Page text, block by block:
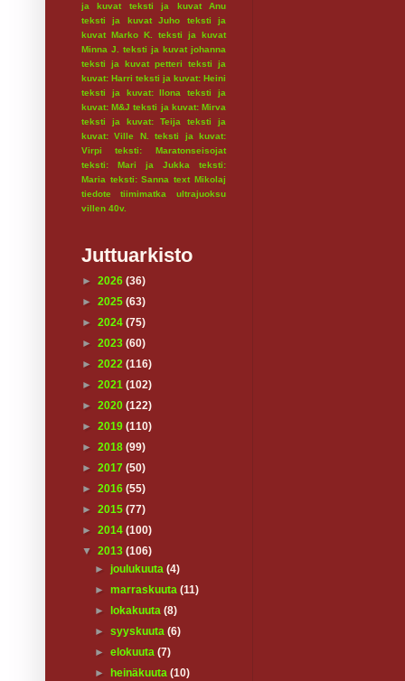
ja kuvat
teksti ja kuvat Anu
teksti ja kuvat Juho
teksti ja
kuvat Marko K.
teksti ja kuvat
Minna J.
teksti ja kuvat johanna
teksti ja kuvat petteri
teksti ja
kuvat: Harri teksti ja kuvat: Heini
teksti ja kuvat: Ilona
teksti ja
kuvat: M&J teksti ja kuvat: Mirva
teksti ja kuvat: Teija
teksti ja
kuvat: Ville N.
teksti ja kuvat:
Virpi
teksti: Maratonseisojat
teksti: Mari ja Jukka
teksti:
Maria teksti: Sanna text Mikolaj
tiedote
tiimimatka
ultrajuoksu
villen 40v.
Juttuarkisto
► 2026 (36)
► 2025 (63)
► 2024 (75)
► 2023 (60)
► 2022 (116)
► 2021 (102)
► 2020 (122)
► 2019 (110)
► 2018 (99)
► 2017 (50)
► 2016 (55)
► 2015 (77)
► 2014 (100)
▼ 2013 (106)
►joulukuuta(4)
►marraskuuta(11)
►
lokakuuta(8)
►syyskuuta(6)
►elokuuta(7)
►
heinäkuuta(10)